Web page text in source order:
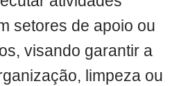
setores de apoio ou
visando garantir a
limpeza ou